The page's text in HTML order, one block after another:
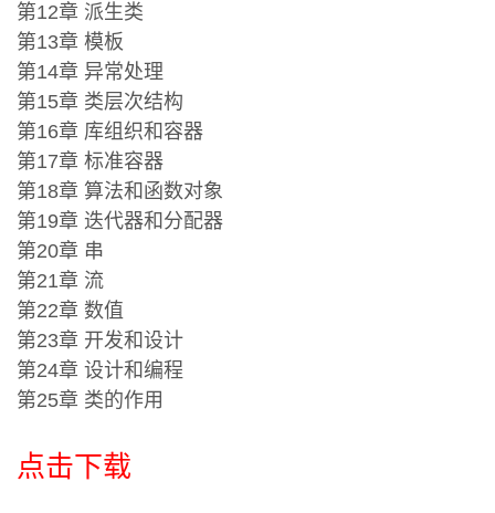
第12章 派生类
第13章 模板
第14章 异常处理
第15章 类层次结构
第16章 库组织和容器
第17章 标准容器
第18章 算法和函数对象
第19章 迭代器和分配器
第20章 串
第21章 流
第22章 数值
第23章 开发和设计
第24章 设计和编程
第25章 类的作用
点击下载